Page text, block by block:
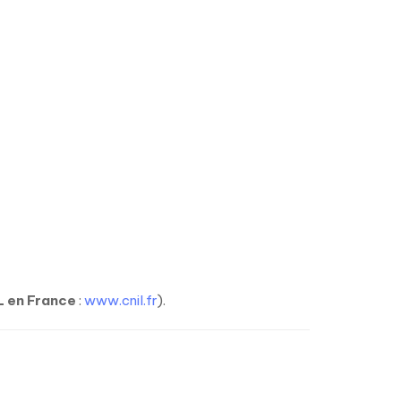
en France : www.cnil.fr).